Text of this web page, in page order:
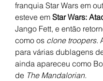
franquia Star Wars em
esteve em Star Wars:
Jango Fett, e então
como os clone troopers.
para várias dublagens
ainda apareceu como
de The Mandalorian.